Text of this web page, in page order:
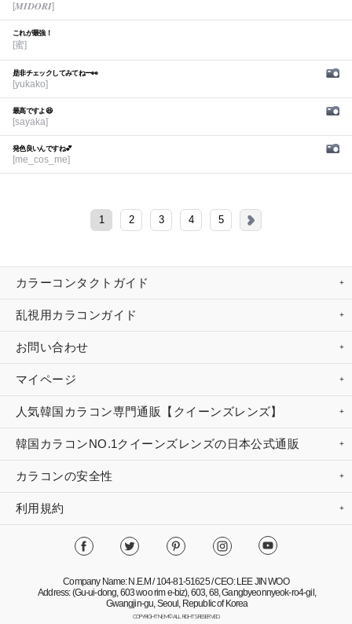
[𝑴𝑰𝑫𝑶𝑹𝑰]
これが最強！
[蜜]
是非チェックしてみてねー👀
[yukako]
最高ですよ😆
[sayaka]
発色良いんですね💕︎
[me_cos_me]
1 2 3 4 5
カラーコンタクトガイド
乱視用カラコンガイド
お問い合わせ
マイページ
人気韓国カラコン専門通販【クイーンズレンズ】
韓国カラコンNO.1クイーンズレンズの日本公式通販
カラコンの安全性
利用規約
Company Name: N.E.M / 104-81-51625 / CEO: LEE JIN WOO
Address: (Gu-ui-dong, 603 woo rim e-biz), 603, 68, Gangbyeonnyeok-ro4-gil,
Gwangjin-gu, Seoul, Republic of Korea
COPYRIGHT NEM© ALL RIGHTS RESERVED.